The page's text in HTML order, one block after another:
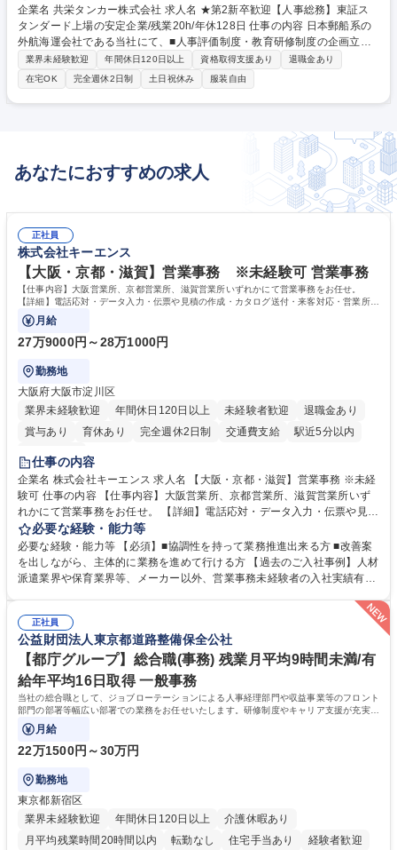
企業名 共栄タンカー株式会社 求人名 ★第2新卒歓迎【人事総務】東証ス
タンダード上場の安定企業/残業20h/年休128日 仕事の内容 日本郵船系の
外航海運会社である当社にて、■人事評価制度・教育研修制度の企画立案■
株主総会対応・株主対応業務■2025年度人事制度・評価制度構築プロジェ
クト■労務管理など人事総務業務をお任せします。 【具体的には】 人事評
価制度企画、教育研修制度の企画をメイン業務としてお任せします。ま
た、株主総会対応や株主対応も重要な業務となります。その他、取締役会
保険手続き、勤怠管理、労務管理なども担当していただきます。 募集職種
★第2新卒歓迎【人事総務】東証スタンダード上場の安定企業/残業20h/年
休128日
業界未経験歓迎 年間休日120日以上 資格取得支援あり
退職金あり
在宅OK
完全週休2日制 土日祝休み 服装自由
あなたにおすすめの求人
正社員
株式会社キーエンス
【大阪・京都・滋賀】営業事務 ※未経験可 営業事務
【仕事内容】大阪営業所、京都営業所、滋賀営業所いずれかにて営業事務をお任せ。
【詳細】電話応対・データ入力・伝票や見積の作成・カタログ送付・来客対応・営業所内
で発生する事務業務や業務改善をお任せ。
月給
27万9000円～28万1000円
勤務地
大阪府大阪市淀川区
業界未経験歓迎
年間休日120日以上 未経験者歓迎
退職金あり
賞与あり
育休あり 完全週休2日制 交通費支給
駅近5分以内
土日祝休み
仕事の内容
企業名 株式会社キーエンス 求人名 【大阪・京都・滋賀】営業事務 ※未経
験可 仕事の内容 【仕事内容】大阪営業所、京都営業所、滋賀営業所いず
れかにて営業事務をお任せ。 【詳細】電話応対・データ入力・伝票や見積
の作成・カタログ送付・来客対応・営業所内で発生する事務業務や業務改
善をお任せ。 【教育制度】ご入社後、育成担当とペアになりながらOJTに
て業務を覚えていただくことが可能です。業務システムがきちんと構築さ
れているため、スムーズに仕事に慣れることができる環境です。また、
常に改善を目指す風土のため、安心して業務に取り組んでいただけます。
募集職種 【大阪・京都・滋賀】営業事務 ※未経験可
必要な経験・能力等
必要な経験・能力等 【必須】■協調性を持って業務推進出来る方 ■改善案
を出しながら、主体的に業務を進めて行ける方 【過去のご入社事例】人材
派遣業界や保育業界等、メーカー以外、営業事務未経験者の入社実績有
により、キーエンスの付加価値向上に貢献します。ベースの定型業務に加
えて、お客様や社員の状況に合わせ、能動的なサポート、改善の動きも期
待され。組織を支えるスペシャリストとして、チームに貢献し、結果的に
社員から頼られる存在になることができます。平均19:30の退勤以降の業
務の持ち帰りも禁止されており、メリハリのある働き方となります。 学
歴・資格 学歴：大学院 大学 高専 短大 語学力： 資格：
正社員
公益財団法人東京都道路整備保全公社
【都庁グループ】総合職(事務) 残業月平均9時間未満/有
給年平均16日取得 一般事務
当社の総合職として、ジョブローテーションによる人事経理部門や収益事業等のフロント
部門の部署等幅広い部署での業務をお任せいたします。研修制度やキャリア支援が充実し
ております！ ※下記業務詳細
月給
22万1500円～30万円
勤務地
東京都新宿区
業界未経験歓迎
年間休日120日以上
介護休暇あり
月平均残業時間20時間以内
転勤なし 住宅手当あり
経験者歓迎